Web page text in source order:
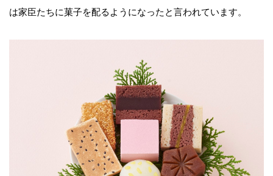
は家臣たちに菓子を配るようになったと言われています。